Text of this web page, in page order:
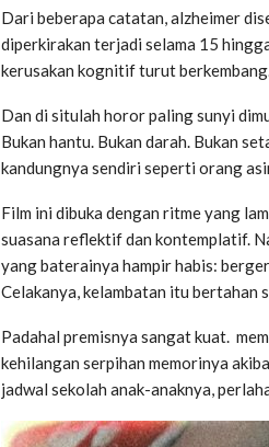
Dari beberapa catatan, alzheimer
diperkirakan terjadi selama 15
kerusakan kognitif turut
Dan di situlah horor paling sunyi
Bukan hantu. Bukan darah. Bukan
kandungnya sendiri seperti orang
Film ini dibuka dengan ritme yang
suasana reflektif dan kontemplatif.
yang baterainya hampir habis:
Celakanya, kelambatan itu bertahan
Padahal premisnya sangat kuat.
kehilangan serpihan memorinya
jadwal sekolah anak-anaknya,